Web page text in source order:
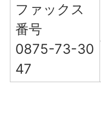
ファックス
番号
0875-73-30
47